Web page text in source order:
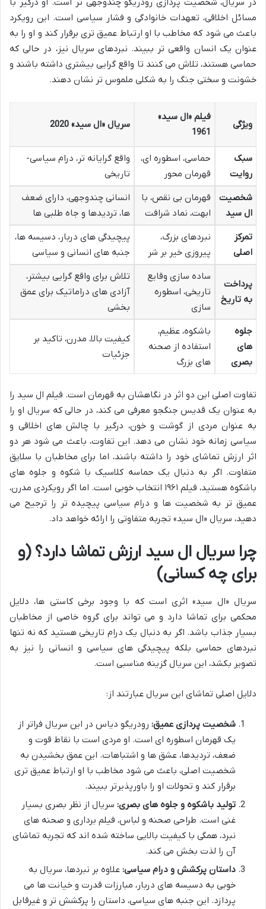
مسائل اخلاقی، تعهدات خانوادگی و فشار سیاسی است. این رویکرد
باعث می شود که مخاطب با او ارتباط عمیق تری برقرار کند و او را به
عنوان یک انسان واقعی تر ببیند. نبردهای سریال نیز، در حالی که
حماسی هستند، تلاش می کنند تا واقع گرایی بیشتری داشته باشند و
خشونت و سختی جنگ را به شکلی ملموس تر نشان دهند.
ویژگی
فیلم «ال سید»
1961
سریال «ال سید» 2020
سبک
روایت
حماسی، اسطوره ای،
قهرمان محور
واقع گرایانه تر، درام سیاسی-
تاریخی
شخصیت
ال سید
قهرمان بی نقص، با
ابهت، نماد شرافت
انسانی چندوجهی، دارای ضعف
ها، تردیدها و جاه طلبی ها
تمرکز
اصلی
نبردهای بزرگ،
پیروزی خیر بر شر
پیچیدگی های دربار، دسیسه ها،
جنبه های انسانی و سیاسی
پرداخت
به تاریخ
ساده سازی وقایع
تاریخی، اسطوره
سازی
تلاش برای واقع گرایی بیشتر،
آزادی های دراماتیک برای عمق
بخشی
جلوه
های
بصری
باشکوه، عظیم،
استفاده از صحنه
های بزرگ
کیفیت بالا، مدرن، تاکید بر
جزئیات
تفاوت اصلی این دو اثر در نگاهشان به قهرمان است. فیلم ال سید را
به عنوان یک قدیس جنگجو معرفی می کند، در حالی که سریال او را
به عنوان مردی از گوشت و خون، درگیر با چالش های اخلاقی و
سیاسی زمانه خود نشان می دهد. این تفاوت، باعث می شود هر دو
اثر ارزش تماشای خود را داشته باشند، اما برای مخاطبان با سلایق
متفاوت. اگر به دنبال یک حماسه کلاسیک با شکوه و جلوه های
باشکوه هستید، فیلم ۱۹۶۱ انتخاب خوبی است. اما اگر رویکردی مدرن،
عمیق تر به شخصیت ها و درام سیاسی پیچیده تر را ترجیح می
دهید، سریال «ال سید» تجربه متفاوتی را ارائه خواهد داد.
چرا سریال ال سید ارزش تماشا دارد؟ (و
برای چه کسانی)
سریال «ال سید» اثری است که با وجود برخی کاستی ها، دلایل
محکمی برای تماشا دارد و می تواند برای گروه خاصی از مخاطبان
بسیار جذاب باشد. اگر به دنبال یک درام تاریخی هستید که نه تنها
نبردهای حماسی بلکه پیچیدگی های سیاسی و انسانی را نیز به
تصویر بکشد، این سریال گزینه مناسبی است.
دلایل اصلی تماشای این سریال عبارتند از:
شخصیت پردازی عمیق: رودریگو دیاس در این سریال فراتر از
یک قهرمان اسطوره ای است. او مردی است با نقاط قوت و
ضعف، تردیدها، عشق ها و اشتباهات. این عمق بخشیدن به
شخصیت اصلی، باعث می شود مخاطب با او ارتباط عمیق تری
برقرار کند و تحولات او را باورپذیرتر ببیند.
تولید باشکوه و جلوه های بصری: سریال از نظر بصری بسیار
غنی است. طراحی صحنه و لباس، فیلم برداری و صحنه های
نبرد، همگی با کیفیت بالایی ساخته شده اند که تجربه تماشای
آن را لذت بخش می کند.
داستان پرکشش و درام سیاسی: علاوه بر نبردها، سریال به
خوبی به دسیسه های دربار، مبارزات قدرت و خیانت ها می
پردازد. این جنبه های سیاسی، داستان را پرکشش تر و غیرقابل